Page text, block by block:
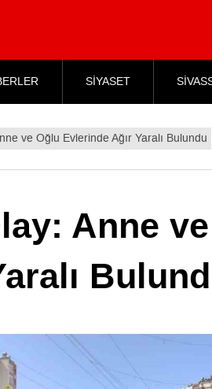
SİYASET
ve Oğlu Evlerinde Ağır Yaralı Bulundu
Anne